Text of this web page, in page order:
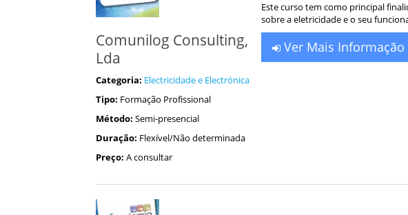
Comunilog Consulting,
Lda
Categoria: Electricidade e Electrónica
Tipo: Formação Profissional
Método: Semi-presencial
Duração: Flexível/Não determinada
Preço: A consultar
Este curso tem como principal
sobre a eletricidade e o seu
Ver Mais Informação